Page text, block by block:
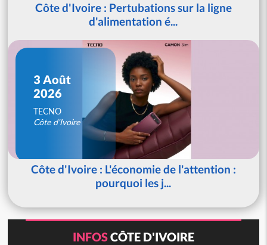
Côte d'Ivoire : Pertubations sur la ligne
d'alimentation é...
3 Août
2026
TECNO
Côte d'Ivoire
Côte d'Ivoire : L'économie de l'attention :
pourquoi les j...
INFOSCÔTE D'IVOIRE